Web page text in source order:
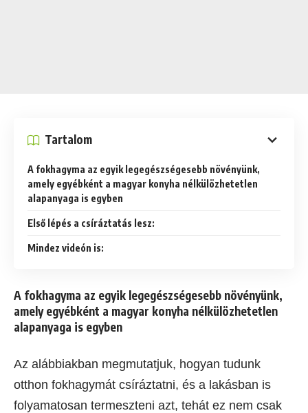
Tartalom
A fokhagyma az egyik legegészségesebb növényünk,
amely egyébként a magyar konyha nélkülözhetetlen
alapanyaga is egyben
Első lépés a csíráztatás lesz:
Mindez videón is:
A fokhagyma az egyik legegészségesebb növényünk,
amely egyébként a magyar konyha nélkülözhetetlen
alapanyaga is egyben
Az alábbiakban megmutatjuk, hogyan tudunk
otthon fokhagymát csíráztatni, és a lakásban is
folyamatosan termeszteni azt, tehát ez nem csak